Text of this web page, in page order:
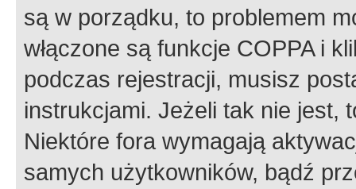
są w porządku, to problemem
włączone są funkcje COPPA i
podczas rejestracji, musisz
instrukcjami. Jeżeli tak nie jest,
Niektóre fora wymagają
samych użytkowników, bądź